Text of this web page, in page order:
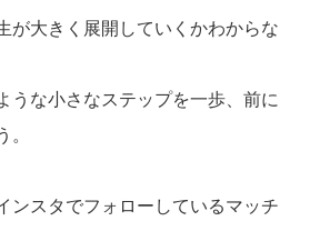
が大きく展開していくかわからな
うな小さなステップを一歩、前に
。
ンスタでフォローしているマッチ